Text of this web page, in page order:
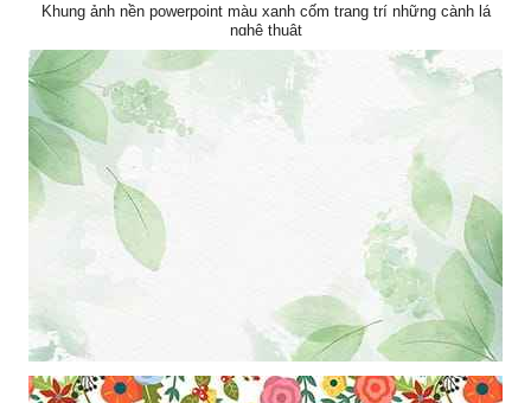
Khung ảnh nền powerpoint màu xanh cốm trang trí những cành lá
nghệ thuật
Khung ảnh nền powerpoint màu trắng kết hợp với hiệu ứng những